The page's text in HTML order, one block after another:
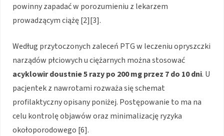
powinny zapadać w porozumieniu z lekarzem
prowadzącym ciążę [2][3].
Według przytoczonych zaleceń PTG w leczeniu opryszczki
narządów płciowych u ciężarnych można stosować
acyklowir doustnie 5 razy po 200 mg przez 7 do 10 dni. U
pacjentek z nawrotami rozważa się schemat
profilaktyczny opisany poniżej. Postępowanie to ma na
celu kontrolę objawów oraz minimalizację ryzyka
okołoporodowego [6].